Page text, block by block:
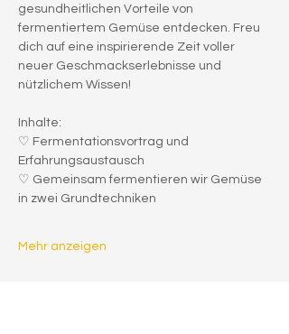
gesundheitlichen Vorteile von
fermentiertem Gemüse entdecken. Freu
dich auf eine inspirierende Zeit voller
neuer Geschmackserlebnisse und
nützlichem Wissen!
Inhalte:
♡ Fermentationsvortrag und
Erfahrungsaustausch
♡ Gemeinsam fermentieren wir Gemüse
in zwei Grundtechniken
Mehr anzeigen